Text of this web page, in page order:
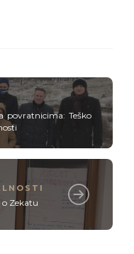
povratnicima: Teško
Zekatu